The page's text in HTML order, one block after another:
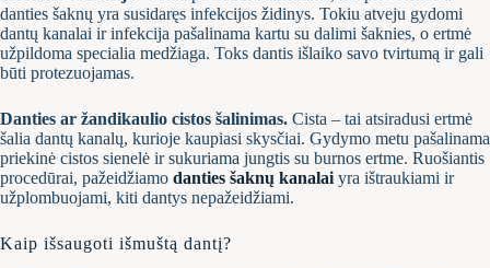
danties šaknų yra susidaręs infekcijos židinys. Tokiu atveju gydomi
dantų kanalai ir infekcija pašalinama kartu su dalimi šaknies, o ertmė
užpildoma specialia medžiaga. Toks dantis išlaiko savo tvirtumą ir gali
būti protezuojamas.
Danties ar žandikaulio cistos šalinimas. Cista – tai atsiradusi ertmė
šalia dantų kanalų, kurioje kaupiasi skysčiai. Gydymo metu pašalinama
priekinė cistos sienelė ir sukuriama jungtis su burnos ertme. Ruošiantis
procedūrai, pažeidžiamo danties šaknų kanalai yra ištraukiami ir
užplombuojami, kiti dantys nepažeidžiami.
Kaip išsaugoti išmuštą dantį?